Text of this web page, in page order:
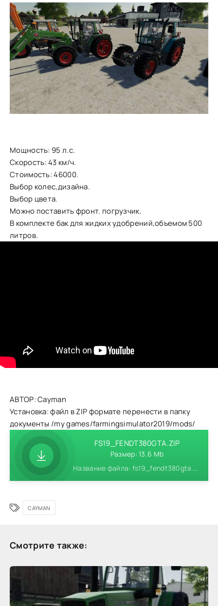
Мощность: 95 л.с.
Скорость: 43 км/ч.
Стоимость: 46000.
Выбор колес,дизайна.
Выбор цвета.
Можно поставить фронт. погрузчик.
В комплекте бак для жидких удобрений,объемом 500
литров.
АВТОР: Cayman
Установка: файл в ZIP формате перенести в папку
документы /my games/farmingsimulator2019/mods/
FS19_FENDT380GTA.ZIP
Размер: 13.6 Mb
Название файла: fs19_fendt380gta.zip
CAYMAN
Смотрите также: